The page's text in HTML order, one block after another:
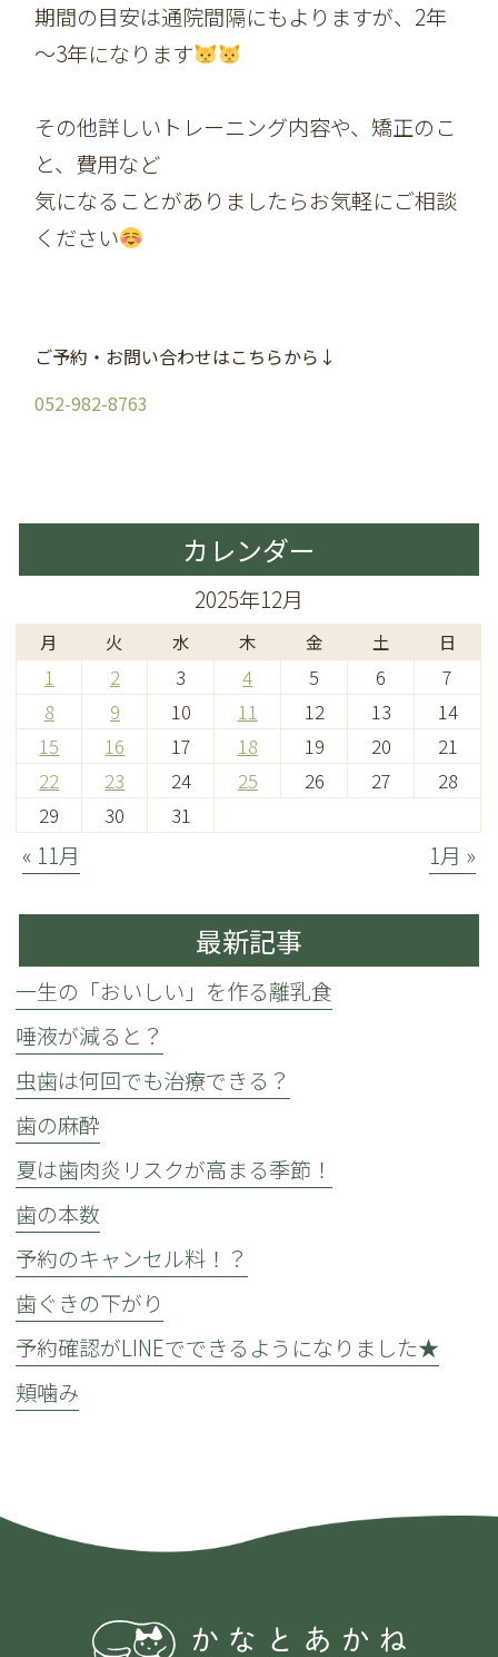
期間の目安は通院間隔にもよりますが、2年
～3年になります
その他詳しいトレーニング内容や、矯正のこ
と、費用など
気になることがありましたらお気軽にご相談
ください
ご予約・お問い合わせはこちらから↓
052-982-8763
カレンダー
2025年12月
月 火 水 木 金 土 日
1 2 3 4 5 6
7
8
9 10 11 12 13
14
15
16 17 18 19 20
21
22
23 24 25 26 27
28
29
30 31
« 11月 1月 »
最新記事
一生の「おいしい」を作る離乳食
唾液が減ると？
虫歯は何回でも治療できる？
歯の麻酔
夏は歯肉炎リスクが高まる季節！
歯の本数
予約のキャンセル料！？
歯ぐきの下がり
予約確認がLINEでできるようになりました★
頬噛み